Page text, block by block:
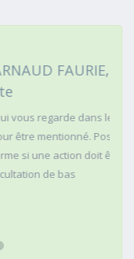
Médecin
dans les yeux c'est
Posé,clair dans
doit être menée